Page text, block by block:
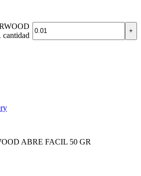
ABRE FACIL 50 GR